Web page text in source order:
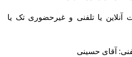
یا تلفنی و غیرحضوری تک یا
آقای حسینی